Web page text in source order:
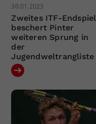
30.01.2023
Zweites ITF-Endspiel
beschert Pinter
weiteren Sprung in
der
Jugendweltrangliste